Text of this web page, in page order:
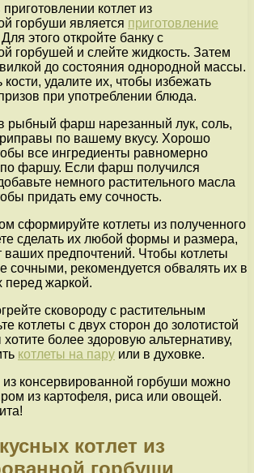
котлет из
горбуши является приготовление
этого откройте банку с
горбушей и слейте жидкость. Затем
до состояния однородной массы.
удалите их, чтобы избежать
при употреблении блюда.
рыбный фарш нарезанный лук, соль,
по вашему вкусу. Хорошо
все ингредиенты равномерно
по фаршу. Если фарш получился
немного растительного масла
придать ему сочность.
сформируйте котлеты из полученного
сделать их любой формы и размера,
ваших предпочтений. Чтобы котлеты
сочными, рекомендуется обвалять их в
перед жаркой.
сковороду с растительным
котлеты с двух сторон до золотистой
более здоровую альтернативу,
котлеты на пару или в духовке.
из консервированной горбуши можно
из картофеля, риса или овощей.
котлет из
горбуши